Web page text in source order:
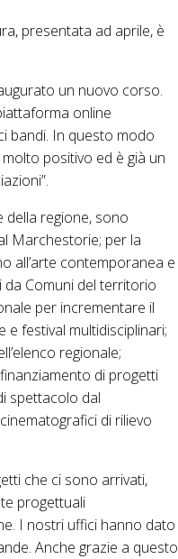
presentata ad aprile, è
un nuovo corso.
online
bandi. In questo modo
positivo ed è già un
della regione, sono
Marchestorie; per la
all’arte contemporanea e
Comuni del territorio
per incrementare il
festival multidisciplinari;
regionale;
di progetti
spettacolo dal
di rilievo
che ci sono arrivati,
progettuali
I nostri uffici hanno dato
Anche grazie a questo